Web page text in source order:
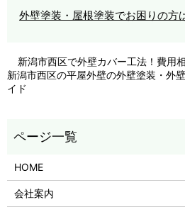
外壁塗装・屋根塗装でお困りの方
新潟市西区で外壁カバー工法！費用
新潟市西区の平屋外壁の外壁塗装・外
イド
HOME
会社案内